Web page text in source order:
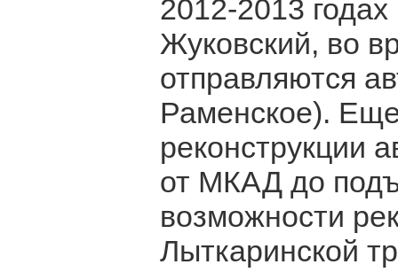
2012-2013
Жуковский, во
отправляются
Раменское).
реконструкции
от МКАД до
возможности
Лыткаринской